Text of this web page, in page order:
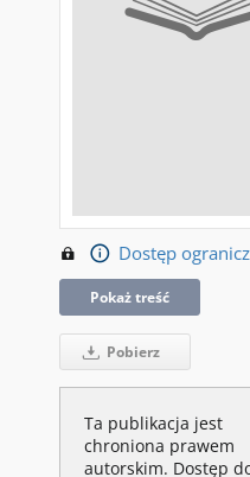
Dostęp
Pokaż treść
Pobierz
Ta publikacja jest
chroniona prawem
autorskim. Dostęp